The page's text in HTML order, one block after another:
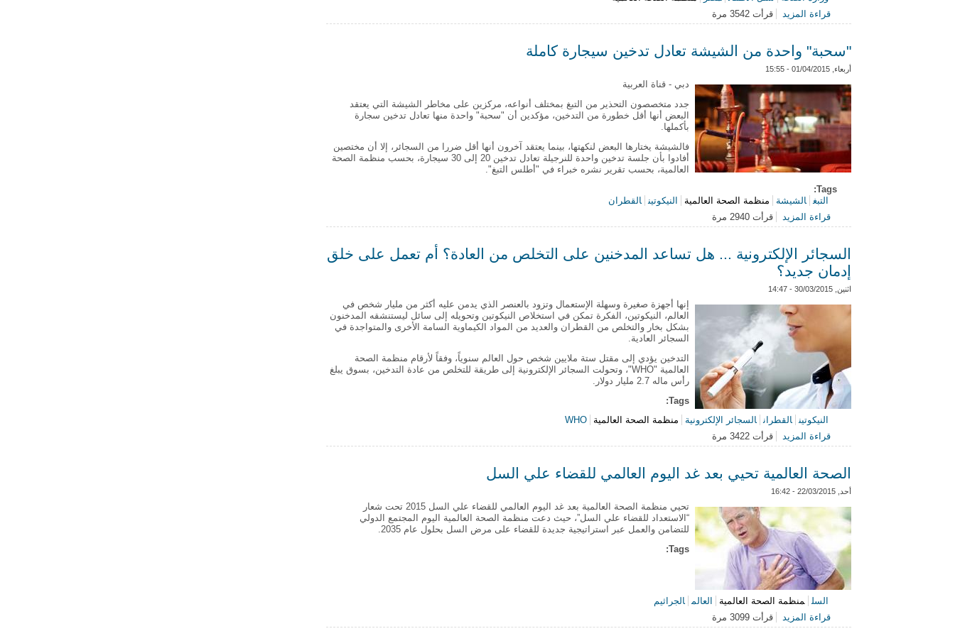
قراءة المزيد
حول «الصحة»: مصر خالية من شلل الأطفال منذ 2006.. والتطعيمات حتى 22 إبريل
قرأت 3542 مرة
"سحبة" واحدة من الشيشة تعادل تدخين سيجارة كاملة
أربعاء, 01/04/2015 - 15:55
دبي - قناة العربية
جدد متخصصون التحذير من التبغ بمختلف أنواعه، مركزين على مخاطر الشيشة التي يعتقد
البعض أنها أقل خطورة من التدخين، مؤكدين أن "سحبة" واحدة منها تعادل تدخين سجارة
بأكملها.
فالشيشة يختارها البعض لنكهتها، بينما يعتقد آخرون أنها أقل ضررا من السجائر، إلا أن مختصين
أفادوا بأن جلسة تدخين واحدة للنرجيلة تعادل تدخين 20 إلى 30 سيجارة، بحسب منظمة الصحة
العالمية، بحسب تقرير نشره خبراء في "أطلس التبغ".
Tags:
التبغ الشيشة منظمة الصحة العالمية النيكوتين القطران
قراءة المزيد
حول "سحبة" واحدة من الشيشة تعادل تدخين سيجارة كاملة
قرأت 2940 مرة
السجائر الإلكترونية ... هل تساعد المدخنين على التخلص من العادة؟ أم تعمل على خلق
إدمان جديد؟
اثنين, 30/03/2015 - 14:47
إنها أجهزة صغيرة وسهلة الإستعمال وتزود بالعنصر الذي يدمن عليه أكثر من مليار شخص في
العالم، النيكوتين، الفكرة تمكن في استخلاص النيكوتين وتحويله إلى سائل ليستنشقه المدخنون
بشكل بخار والتخلص من القطران والعديد من المواد الكيماوية السامة الأخرى والمتواجدة في
السجائر العادية.
التدخين يؤدي إلى مقتل ستة ملايين شخص حول العالم سنوياً، وفقاً لأرقام منظمة الصحة
العالمية "WHO"، وتحولت السجائر الإلكترونية إلى طريقة للتخلص من عادة التدخين، بسوق يبلغ
رأس ماله 2.7 مليار دولار.
Tags:
النيكوتين القطران السجائر الإلكترونية منظمة الصحة العالمية
WHO
قراءة المزيد
حول السجائر الإلكترونية ... هل تساعد المدخنين على التخلص من العادة؟ أم تعمل على خلق إدمان جديد؟
قرأت 3422 مرة
الصحة العالمية تحيي بعد غد اليوم العالمي للقضاء علي السل
أحد, 22/03/2015 - 16:42
تحيي منظمة الصحة العالمية بعد غد اليوم العالمي للقضاء علي السل 2015 تحت شعار
“الاستعداد للقضاء علي السل”، حيث دعت منظمة الصحة العالمية اليوم المجتمع الدولي
للتضامن والعمل عبر استراتيجية جديدة للقضاء على مرض السل بحلول عام 2035.
Tags:
السل منظمة الصحة العالمية العالم الجراثيم
قراءة المزيد
حول الصحة العالمية تحيي بعد غد اليوم العالمي للقضاء علي السل
قرأت 3099 مرة